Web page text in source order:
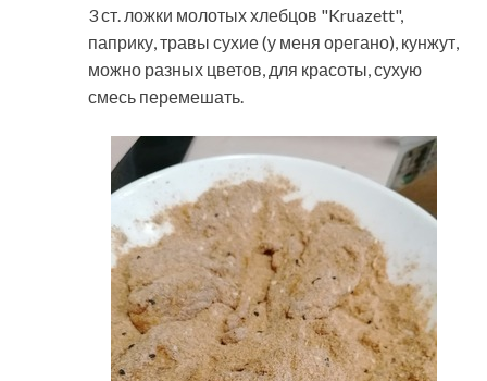
3 ст. ложки молотых хлебцов "Kruazett",
паприку, травы сухие (у меня орегано), кунжут,
можно разных цветов, для красоты, сухую
смесь перемешать.